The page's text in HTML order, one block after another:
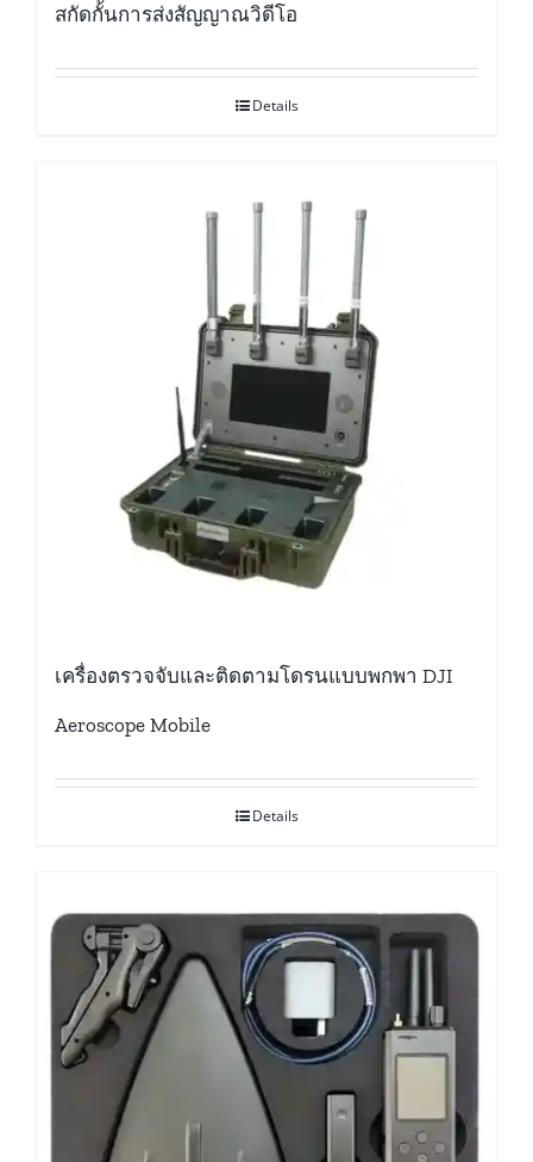
สกัดกั้นการส่งสัญญาณวิดีโอ
Details
เครื่องตรวจจับและติดตามโดรนแบบพกพา DJI
Aeroscope Mobile
Details